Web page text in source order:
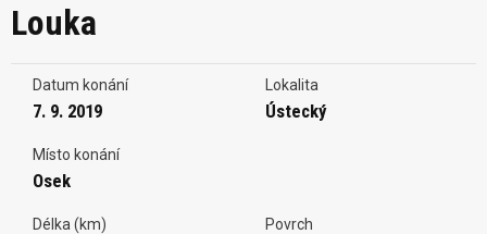
Louka
Datum konání
7. 9. 2019
Lokalita
Ústecký
Místo konání
Osek
Délka (km) Povrch